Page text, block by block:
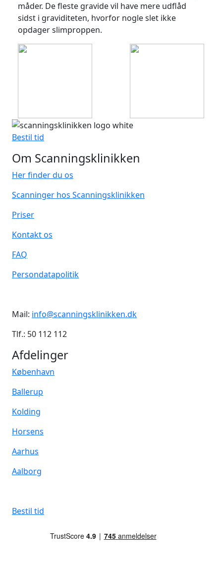
måder. De fleste gravide vil have mere udflåd
sidst i graviditeten, hvorfor nogle slet ikke
opdager slimproppen.
Bestil tid
Om Scanningsklinikken
Her finder du os
Scanninger hos Scanningsklinikken
Priser
Kontakt os
FAQ
Persondatapolitik
Mail: info@scanningsklinikken.dk
Tlf.: 50 112 112
Afdelinger
København
Ballerup
Kolding
Horsens
Aarhus
Aalborg
Bestil tid